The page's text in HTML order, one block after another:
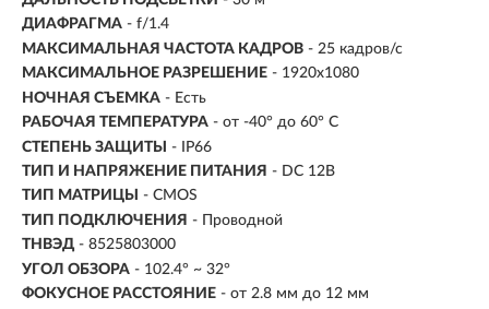
ДИАФРАГМА - f/1.4
МАКСИМАЛЬНАЯ ЧАСТОТА КАДРОВ - 25 кадров/с
МАКСИМАЛЬНОЕ РАЗРЕШЕНИЕ - 1920x1080
НОЧНАЯ СЪЕМКА - Есть
РАБОЧАЯ ТЕМПЕРАТУРА - от -40° до 60° C
СТЕПЕНЬ ЗАЩИТЫ
- IP66
ТИП И НАПРЯЖЕНИЕ ПИТАНИЯ - DC 12В
ТИП МАТРИЦЫ
- CMOS
ТИП ПОДКЛЮЧЕНИЯ - Проводной
ТНВЭД - 8525803000
УГОЛ ОБЗОРА - 102.4° ~ 32°
ФОКУСНОЕ РАССТОЯНИЕ - от 2.8 мм до 12 мм